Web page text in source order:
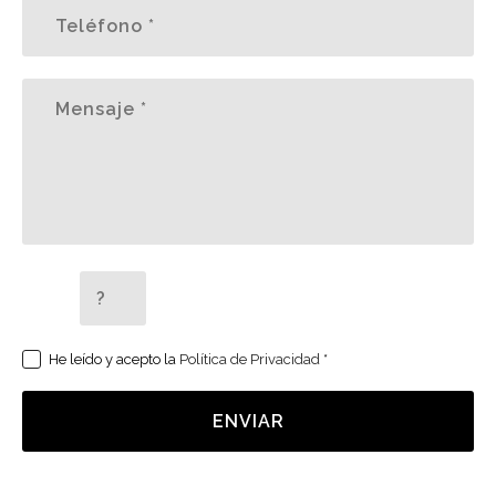
He leído y acepto la Política de Privacidad *
ENVIAR